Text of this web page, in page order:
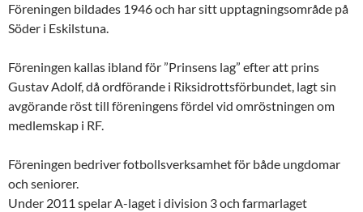
Föreningen bildades 1946 och har sitt upptagningsområde på
Söder i Eskilstuna.
Föreningen kallas ibland för ”Prinsens lag” efter att prins
Gustav Adolf, då ordförande i Riksidrottsförbundet, lagt sin
avgörande röst till föreningens fördel vid omröstningen om
medlemskap i RF.
Föreningen bedriver fotbollsverksamhet för både ungdomar
och seniorer.
Under 2011 spelar A-laget i division 3 och farmarlaget